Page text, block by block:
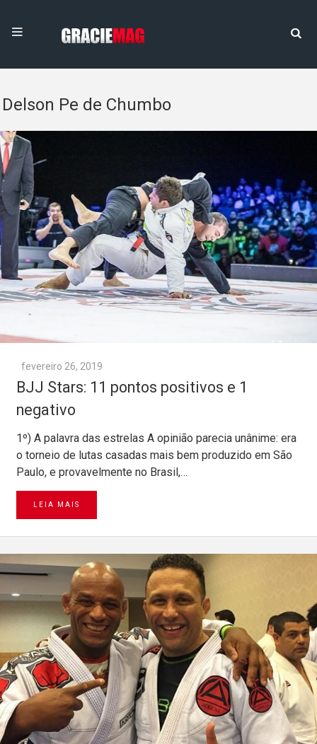
Delson Pe de Chumbo
fevereiro 26, 2019
BJJ Stars: 11 pontos positivos e 1
negativo
1º) A palavra das estrelas A opinião parecia unânime: era
o torneio de lutas casadas mais bem produzido em São
Paulo, e provavelmente no Brasil,…
LEIA MAIS